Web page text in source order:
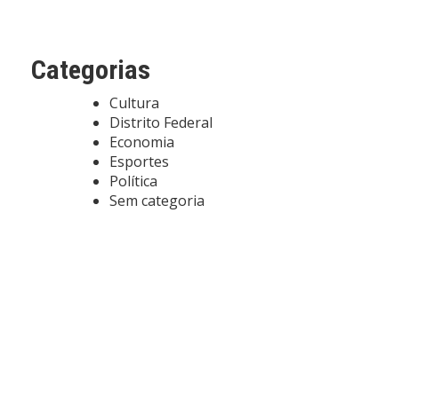
Categorias
Cultura
Distrito Federal
Economia
Esportes
Política
Sem categoria